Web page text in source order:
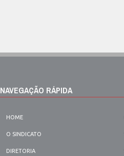
NAVEGAÇÃO RÁPIDA
HOME
O SINDICATO
DIRETORIA